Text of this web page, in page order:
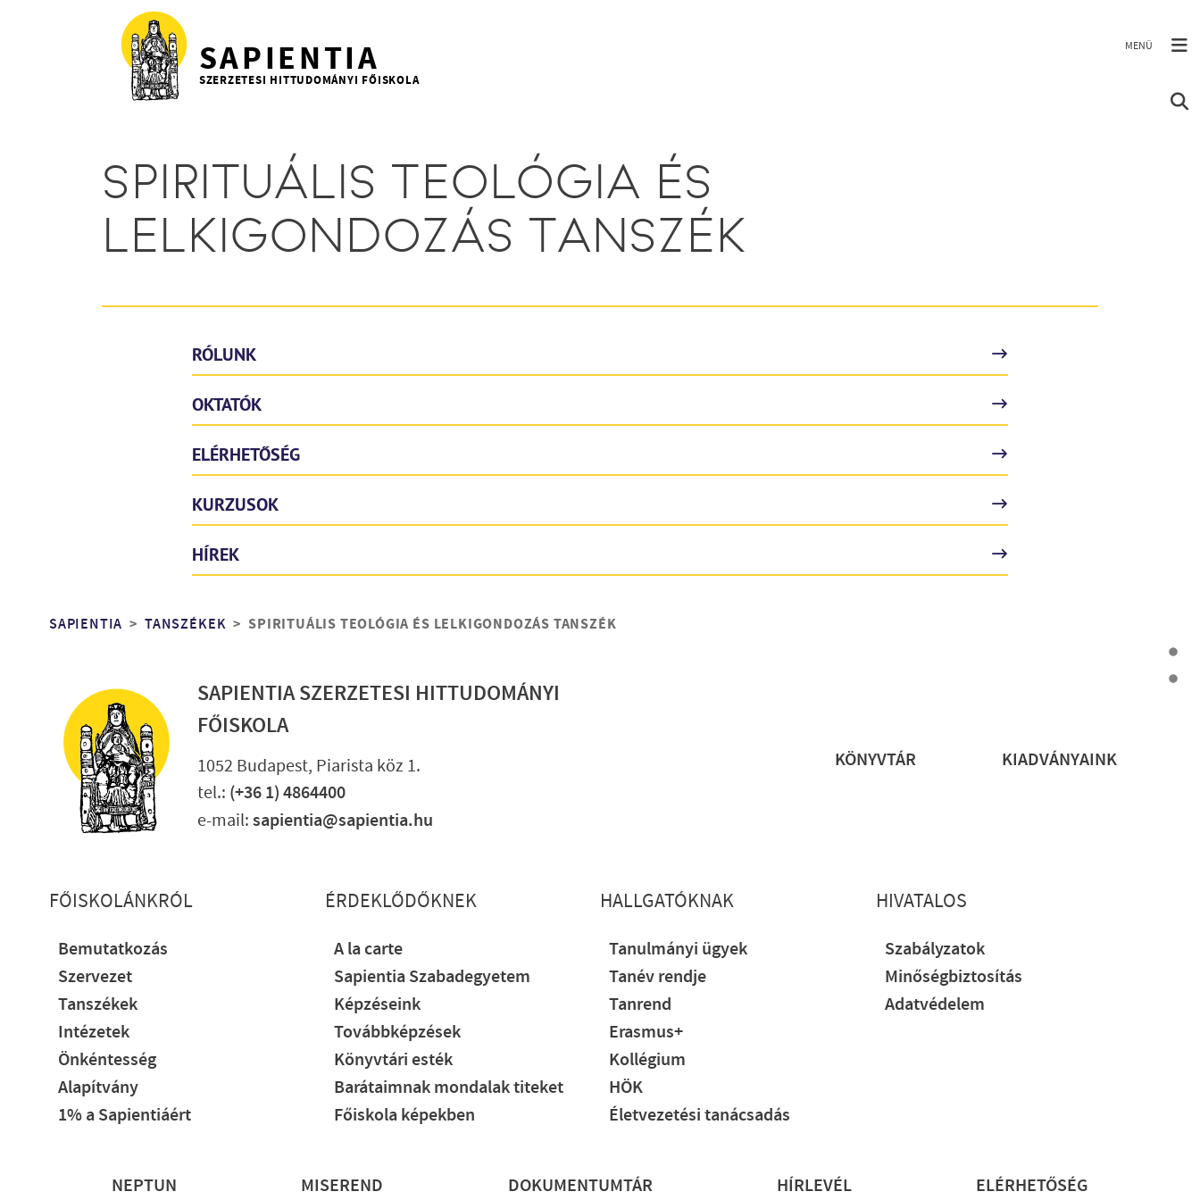
Ugrás a tartalomra
SAPIENTIA
SZERZETESI HITTUDOMÁNYI FŐISKOLA
SPIRITUÁLIS TEOLÓGIA ÉS
LELKIGONDOZÁS TANSZÉK
RÓLUNK
OKTATÓK
ELÉRHETŐSÉG
KURZUSOK
HÍREK
Morzsa
SAPIENTIA TANSZÉKEK SPIRITUÁLIS TEOLÓGIA ÉS LELKIGONDOZÁS TANSZÉK
SAPIENTIA SZERZETESI HITTUDOMÁNYI
FŐISKOLA
1052 Budapest, Piarista köz 1.
tel.: (+36 1) 4864400
e-mail:sapientia@sapientia.hu
KÖNYVTÁR KIADVÁNYAINK
Lábléc részletes
FŐISKOLÁNKRÓL
Bemutatkozás
Szervezet
Tanszékek
Intézetek
Önkéntesség
Alapítvány
1% a Sapientiáért
ÉRDEKLŐDŐKNEK
A la carte
Sapientia Szabadegyetem
Képzéseink
Továbbképzések
Könyvtári esték
Barátaimnak mondalak titeket
Főiskola képekben
HALLGATÓKNAK
Tanulmányi ügyek
Tanév rendje
Tanrend
Erasmus+
Kollégium
HÖK
Életvezetési tanácsadás
HIVATALOS
Szabályzatok
Minőségbiztosítás
Adatvédelem
NEPTUN MISEREND DOKUMENTUMTÁR HÍRLEVÉL ELÉRHETŐSÉG